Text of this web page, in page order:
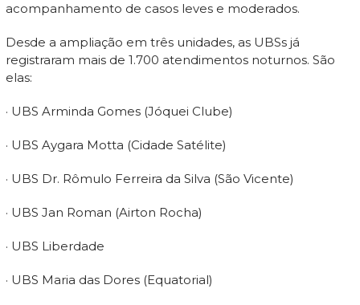
acompanhamento de casos leves e moderados.
Desde a ampliação em três unidades, as UBSs já
registraram mais de 1.700 atendimentos noturnos. São
elas:
· UBS Arminda Gomes (Jóquei Clube)
· UBS Aygara Motta (Cidade Satélite)
· UBS Dr. Rômulo Ferreira da Silva (São Vicente)
· UBS Jan Roman (Airton Rocha)
· UBS Liberdade
· UBS Maria das Dores (Equatorial)